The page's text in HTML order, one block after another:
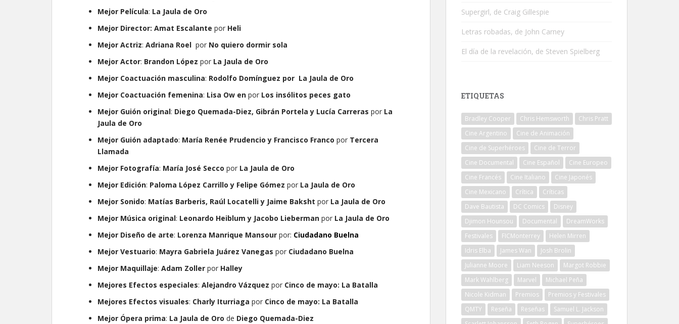
Mejor Película: La Jaula de Oro
Mejor Director: Amat Escalante por Heli
Mejor Actriz: Adriana Roel por No quiero dormir sola
Mejor Actor: Brandon López por La Jaula de Oro
Mejor Coactuación masculina: Rodolfo Domínguez por La Jaula de Oro
Mejor Coactuación femenina: Lisa Ow en por Los insólitos peces gato
Mejor Guión original: Diego Quemada-Diez, Gibrán Portela y Lucía Carreras por La
Jaula de Oro
Mejor Guión adaptado: María Renée Prudencio y Francisco Franco por Tercera
Llamada
Mejor Fotografía: María José Secco por La Jaula de Oro
Mejor Edición: Paloma López Carrillo y Felipe Gómez por La Jaula de Oro
Mejor Sonido: Matías Barberis, Raúl Locatelli y Jaime Baksht por La Jaula de Oro
Mejor Música original: Leonardo Heiblum y Jacobo Lieberman por La Jaula de Oro
Mejor Diseño de arte: Lorenza Manrique Mansour por: Ciudadano Buelna
Mejor Vestuario: Mayra Gabriela Juárez Vanegas por Ciudadano Buelna
Mejor Maquillaje: Adam Zoller por Halley
Mejores Efectos especiales: Alejandro Vázquez por Cinco de mayo: La Batalla
Mejores Efectos visuales: Charly Iturriaga por Cinco de mayo: La Batalla
Mejor Ópera prima: La Jaula de Oro de Diego Quemada-Diez
Supergirl, de Craig Gillespie
Letras robadas, de John Carney
El día de la revelación, de Steven Spielberg
ETIQUETAS
Bradley Cooper Chris Hemsworth
Chris Pratt
Cine Argentino
Cine de Animación
Cine de Superhéroes
Cine de Terror
Cine Documental
Cine Español
Cine Europeo
Cine Francés
Cine Italiano
Cine Japonés
Cine Mexicano
Crítica
Críticas
Dave Bautista
DC Comics
Disney
Djimon Hounsou
Documental
DreamWorks
Festivales
FICMonterrey
Helen Mirren
Idris Elba
James Wan
Josh Brolin
Julianne Moore
Liam Neeson
Margot Robbie
Mark Wahlberg
Marvel
Michael Peña
Nicole Kidman
Premios
Premios y Festivales
QMTY
Reseña Reseñas
Samuel L. Jackson